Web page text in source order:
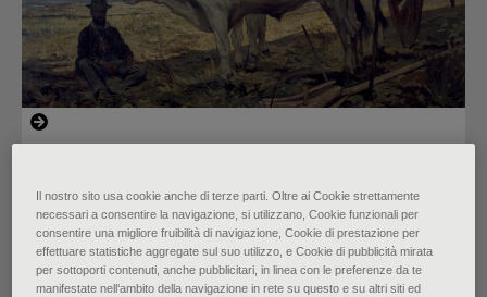
nostalgia
di Elena Aiazzi ∙ Gennaio 2023
Il nostro sito usa cookie anche di terze parti. Oltre ai Cookie strettamente
necessari a consentire la navigazione, si utilizzano, Cookie funzionali per
consentire una migliore fruibilità di navigazione, Cookie di prestazione per
effettuare statistiche aggregate sul suo utilizzo, e Cookie di pubblicità mirata
per sottoporti contenuti, anche pubblicitari, in linea con le preferenze da te
manifestate nell‘ambito della navigazione in rete su questo e su altri siti ed